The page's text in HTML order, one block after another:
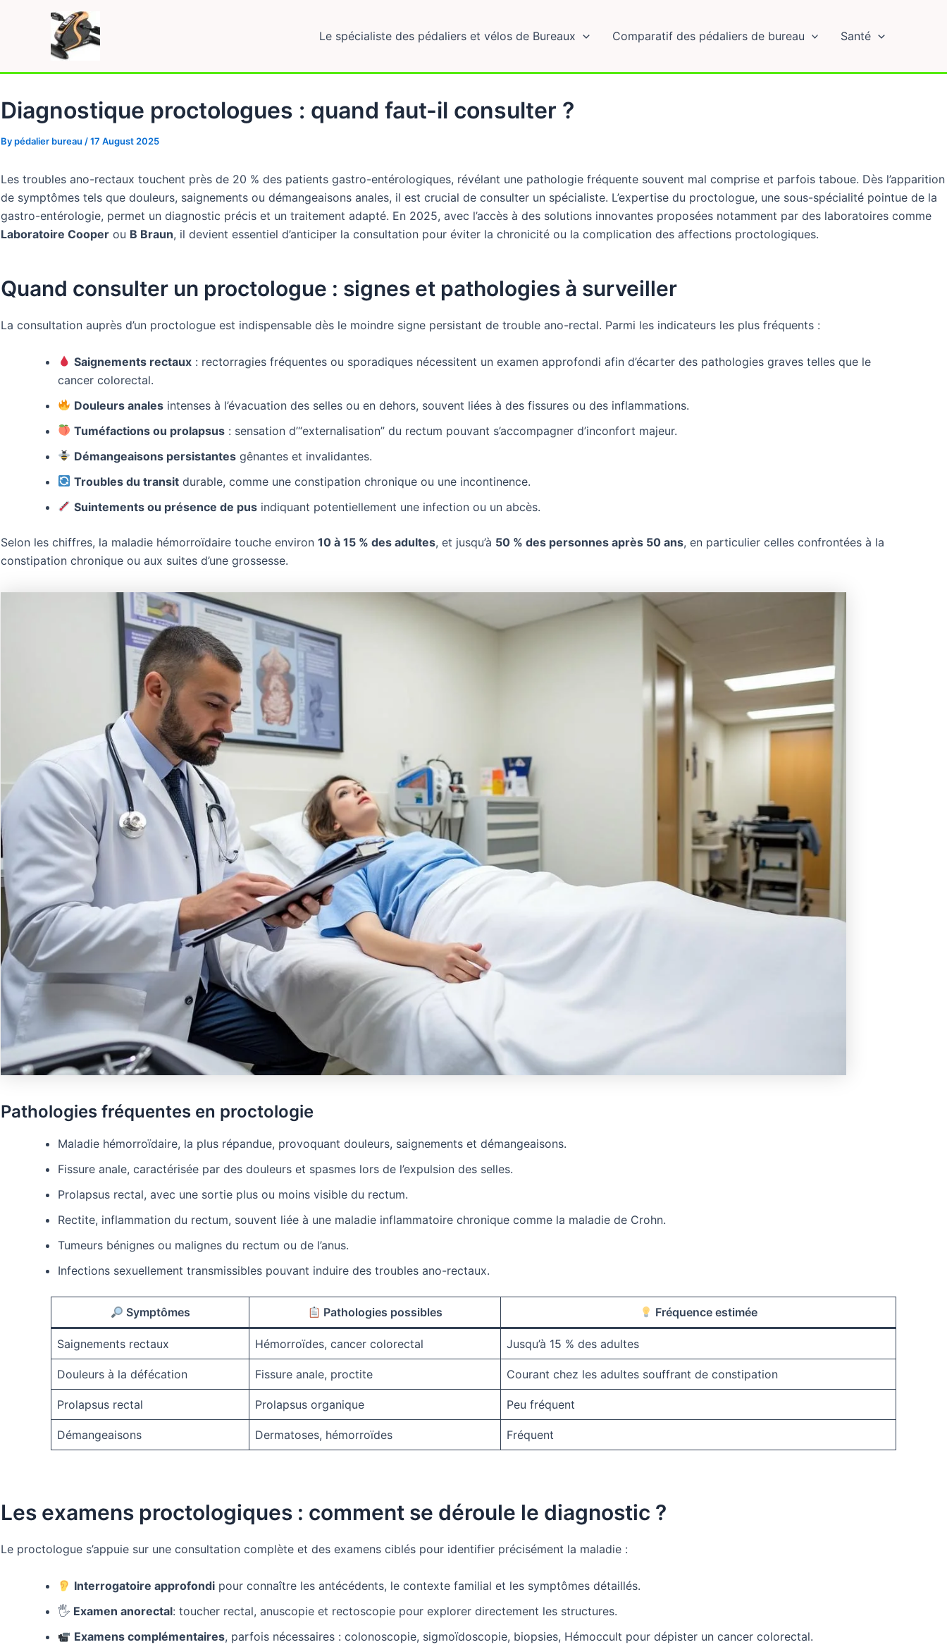
Le spécialiste des pédaliers et vélos de Bureaux Comparatif des pédaliers de bureau Santé
Diagnostique proctologues : quand faut-il consulter ?
Bypédalier bureau /17 August 2025
Les troubles ano-rectaux touchent près de 20 % des patients gastro-entérologiques, révélant une pathologie fréquente souvent mal comprise et parfois taboue. Dès l’apparition
de symptômes tels que douleurs, saignements ou démangeaisons anales, il est crucial de consulter un spécialiste. L’expertise du proctologue, une sous-spécialité pointue de la
gastro-entérologie, permet un diagnostic précis et un traitement adapté. En 2025, avec l’accès à des solutions innovantes proposées notamment par des laboratoires comme
Laboratoire Cooper ou B Braun, il devient essentiel d’anticiper la consultation pour éviter la chronicité ou la complication des affections proctologiques.
Quand consulter un proctologue : signes et pathologies à surveiller
La consultation auprès d’un proctologue est indispensable dès le moindre signe persistant de trouble ano-rectal. Parmi les indicateurs les plus fréquents :
Saignements rectaux : rectorragies fréquentes ou sporadiques nécessitent un examen approfondi afin d’écarter des pathologies graves telles que le
cancer colorectal.
Douleurs anales intenses à l’évacuation des selles ou en dehors, souvent liées à des fissures ou des inflammations.
Tuméfactions ou prolapsus : sensation d’“externalisation” du rectum pouvant s’accompagner d’inconfort majeur.
Démangeaisons persistantes gênantes et invalidantes.
Troubles du transit durable, comme une constipation chronique ou une incontinence.
Suintements ou présence de pus indiquant potentiellement une infection ou un abcès.
Selon les chiffres, la maladie hémorroïdaire touche environ 10 à 15 % des adultes, et jusqu’à 50 % des personnes après 50 ans, en particulier celles confrontées à la
constipation chronique ou aux suites d’une grossesse.
Pathologies fréquentes en proctologie
Maladie hémorroïdaire, la plus répandue, provoquant douleurs, saignements et démangeaisons.
Fissure anale, caractérisée par des douleurs et spasmes lors de l’expulsion des selles.
Prolapsus rectal, avec une sortie plus ou moins visible du rectum.
Rectite, inflammation du rectum, souvent liée à une maladie inflammatoire chronique comme la maladie de Crohn.
Tumeurs bénignes ou malignes du rectum ou de l’anus.
Infections sexuellement transmissibles pouvant induire des troubles ano-rectaux.
Symptômes Pathologies possibles Fréquence estimée
Saignements rectaux Hémorroïdes, cancer colorectal Jusqu’à 15 % des adultes
Douleurs à la défécation Fissure anale, proctite Courant chez les adultes souffrant de constipation
Prolapsus rectal Prolapsus organique Peu fréquent
Démangeaisons Dermatoses, hémorroïdes Fréquent
Les examens proctologiques : comment se déroule le diagnostic ?
Le proctologue s’appuie sur une consultation complète et des examens ciblés pour identifier précisément la maladie :
Interrogatoire approfondi pour connaître les antécédents, le contexte familial et les symptômes détaillés.
🖐️ Examen anorectal: toucher rectal, anuscopie et rectoscopie pour explorer directement les structures.
Examens complémentaires, parfois nécessaires : colonoscopie, sigmoïdoscopie, biopsies, Hémoccult pour dépister un cancer colorectal.